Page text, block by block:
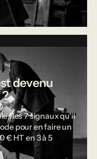
devenu
: les 7 signaux qu'il
pour en faire un
€ HT en 3 à 5